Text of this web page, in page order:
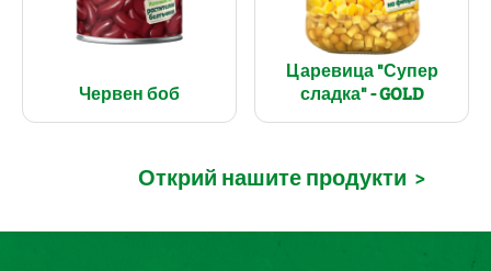
Червен боб
Царевица "Супер
сладка" - GOLD
Открий нашите продукти >